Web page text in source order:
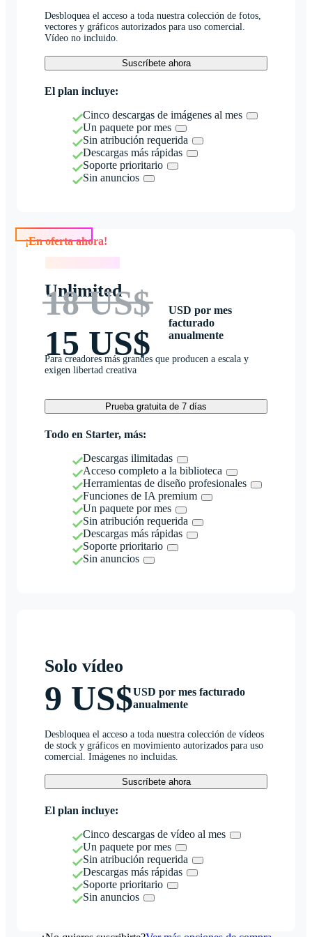
Desbloquea el acceso a toda nuestra colección de fotos,
vectores y gráficos autorizados para uso comercial.
Vídeo no incluido.
Suscríbete ahora
El plan incluye:
Cinco descargas de imágenes al mes
Un paquete por mes
Sin atribución requerida
Descargas más rápidas
Soporte prioritario
Sin anuncios
Unlimited
18 US$
15 US$
USD por mes
facturado
anualmente
Para creadores más grandes que producen a escala y
exigen libertad creativa
Prueba gratuita de 7 días
Todo en Starter, más:
Descargas ilimitadas
Acceso completo a la biblioteca
Herramientas de diseño profesionales
Funciones de IA premium
Un paquete por mes
Sin atribución requerida
Descargas más rápidas
Soporte prioritario
Sin anuncios
Solo vídeo
9 US$USD por mes facturado
anualmente
Desbloquea el acceso a toda nuestra colección de vídeos
de stock y gráficos en movimiento autorizados para uso
comercial. Imágenes no incluidas.
Suscríbete ahora
El plan incluye:
Cinco descargas de vídeo al mes
Un paquete por mes
Sin atribución requerida
Descargas más rápidas
Soporte prioritario
Sin anuncios